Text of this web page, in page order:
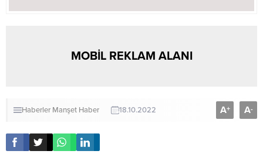
MOBİL REKLAM ALANI
Haberler Manşet Haber 18.10.2022 A+ A-